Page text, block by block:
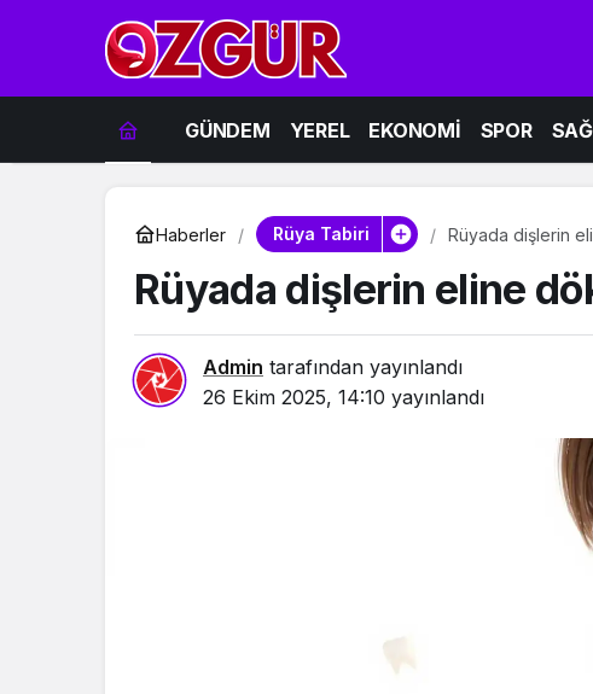
GÜNDEM YEREL EKONOMİ SPOR
Haberler Rüya Tabiri Rüyada dişlerin
Rüyada dişlerin eline
Admin tarafından yayınlandı
26 Ekim 2025, 14:10 yayınlandı